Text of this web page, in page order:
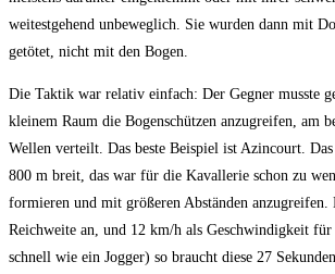
weitestgehend unbeweglich. Sie wurden dann mit
getötet, nicht mit den Bogen.
Die Taktik war relativ einfach: Der Gegner musste
kleinem Raum die Bogenschützen anzugreifen, am
Wellen verteilt. Das beste Beispiel ist Azincourt.
800 m breit, das war für die Kavallerie schon zu
formieren und mit größeren Abständen
Reichweite an, und 12 km/h als Geschwindigkeit
schnell wie ein Jogger) so braucht diese 27